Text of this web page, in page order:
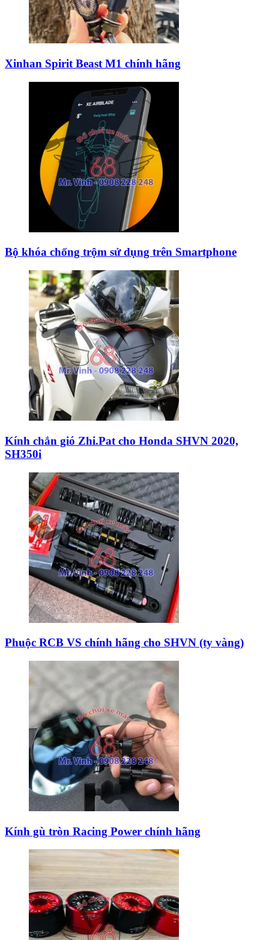
Xinhan Spirit Beast M1 chính hãng
Bộ khóa chống trộm sử dụng trên Smartphone
Kính chắn gió Zhi.Pat cho Honda SHVN 2020,
SH350i
Phuộc RCB VS chính hãng cho SHVN (ty vàng)
Kính gù tròn Racing Power chính hãng